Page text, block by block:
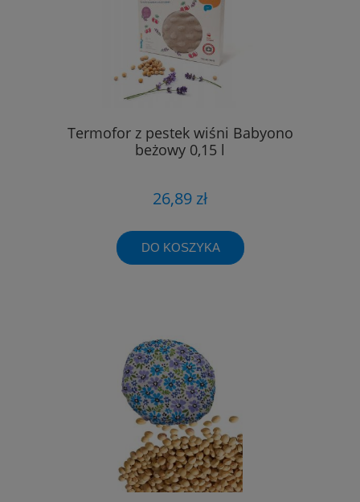
Termofor z pestek wiśni Babyono
beżowy 0,15 l
26,89 zł
DO KOSZYKA